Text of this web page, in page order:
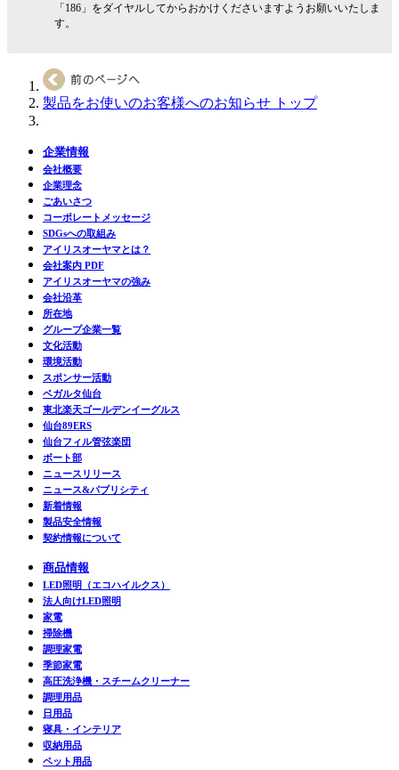
「186」をダイヤルしてからおかけくださいますようお願いいたしま
す。
製品をお使いのお客様へのお知らせ トップ
企業情報
会社概要
企業理念
ごあいさつ
コーポレートメッセージ
SDGsへの取組み
アイリスオーヤマとは？
会社案内 PDF
アイリスオーヤマの強み
会社沿革
所在地
グループ企業一覧
文化活動
環境活動
スポンサー活動
ベガルタ仙台
東北楽天ゴールデンイーグルス
仙台89ERS
仙台フィル管弦楽団
ボート部
ニュースリリース
ニュース&パブリシティ
新着情報
製品安全情報
契約情報について
商品情報
LED照明（エコハイルクス）
法人向けLED照明
家電
掃除機
調理家電
季節家電
高圧洗浄機・スチームクリーナー
調理用品
日用品
寝具・インテリア
収納用品
ペット用品